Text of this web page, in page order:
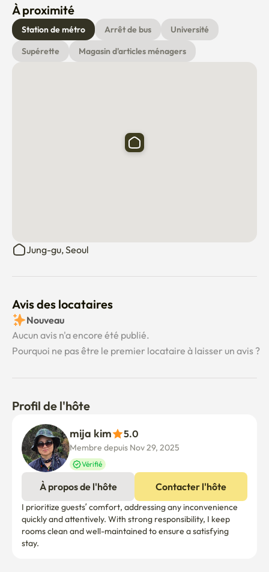
⚠️ 이용 안내 (필독)
저희는 숙박업이 아닌 임대업으로 운영되어, 계약 특성상 침구류 및
개인 위생용품은 기본 제공되지 않습니다.
필요하신 경우, 침구 렌탈 업체를 친절히 연결해 드립니다.
À proximité
Station de métro Arrêt de bus
Université
Supérette
Magasin d'articles ménagers
Jung-gu, Seoul
Avis des locataires
Nouveau
Aucun avis n'a encore été publié.
Pourquoi ne pas être le premier locataire à laisser un avis ?
Profil de l'hôte
mija kim 5.0
Membre depuis Nov 29, 2025
Vérifié
À propos de l'hôte Contacter l'hôte
I prioritize guests’ comfort, addressing any inconvenience
quickly and attentively. With strong responsibility, I keep
rooms clean and well-maintained to ensure a satisfying
stay.